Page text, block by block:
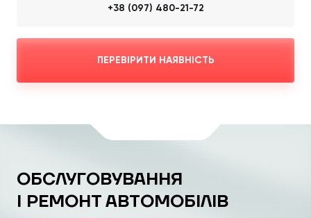
+38 (097) 480-21-72
ПЕРЕВІРИТИ НАЯВНІСТЬ
ОБСЛУГОВУВАННЯ
І РЕМОНТ АВТОМОБІЛІВ